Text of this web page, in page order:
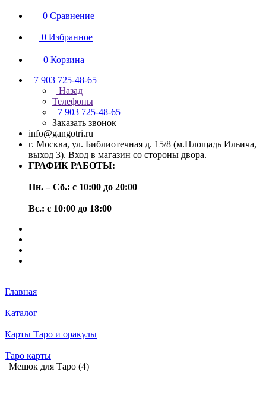
0 Сравнение
0 Избранное
0 Корзина
+7 903 725-48-65
Назад
Телефоны
+7 903 725-48-65
Заказать звонок
info@gangotri.ru
г. Москва, ул. Библиотечная д. 15/8 (м.Площадь Ильича,
выход 3). Вход в магазин со стороны двора.
ГРАФИК РАБОТЫ:
Пн. – Сб.: с 10:00 до 20:00
Вс.: с 10:00 до 18:00
Главная
Каталог
Карты Таро и оракулы
Таро карты
Мешок для Таро (4)